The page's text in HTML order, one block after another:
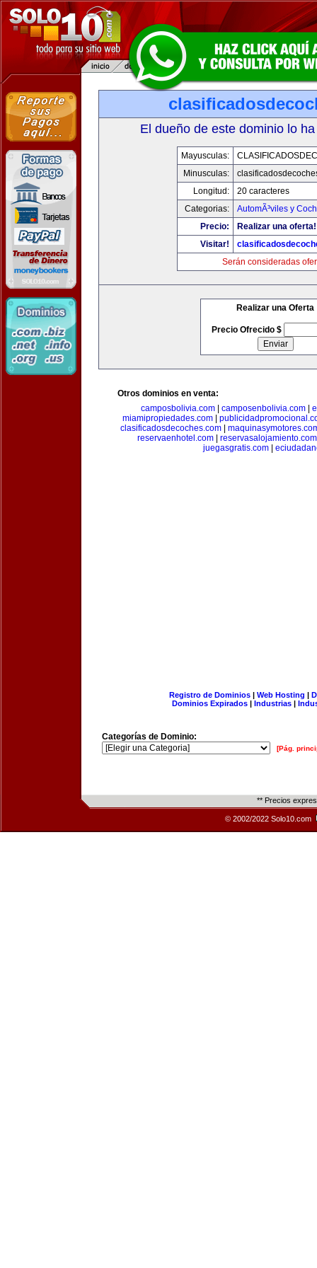
El dueño de este dominio lo
Mayusculas:
Minusculas:
Longitud:
20 caracteres
Categorias:
AutomÃ³viles y
Precio:
Realizar una oferta!
Visitar!
Serán consideradas
Realizar una Oferta
Precio Ofrecido $
Otros dominios en venta:
camposbolivia.com| camposenbolivia.com|
miamipropiedades.com
clasificadosdecoches.com
reservaenhotel.com| reservasalojamiento.com
juegasgratis.com|
Registro de Dominios| Web Hosting |
Dominios Expirados | Industrias |
Categorías de Dominio:
[Pág.
** Precios
© 2002/2022 Solo10.com